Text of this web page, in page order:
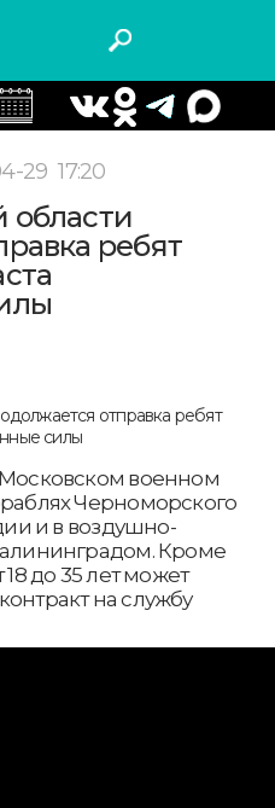
29 17:20
области
ребят
военном
Черноморского
и в воздушно-
Кроме
до 35 лет может
на службу